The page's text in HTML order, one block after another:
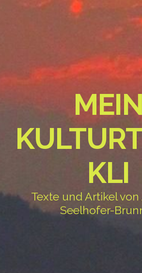
MEIN
KLI
Texte und Artikel von
Seelhofer-